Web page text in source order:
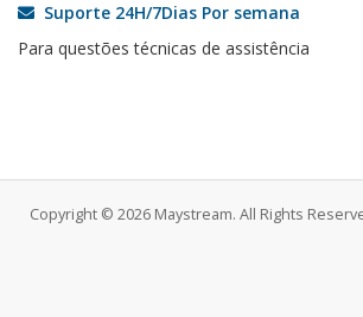
Suporte 24H/7Dias Por semana
Para questões técnicas de assistência
Copyright © 2026 Maystream. All Rights